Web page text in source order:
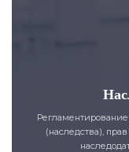
(наследства),